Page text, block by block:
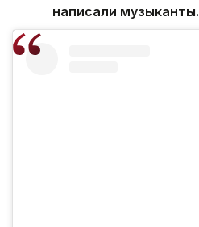
написали музыканты.